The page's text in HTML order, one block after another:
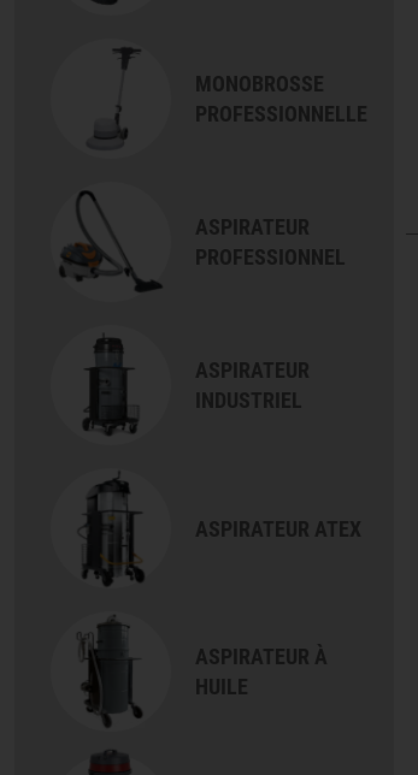
MONOBROSSE
PROFESSIONNELLE
ASPIRATEUR
PROFESSIONNEL
ASPIRATEUR
INDUSTRIEL
ASPIRATEUR ATEX
ASPIRATEUR À
HUILE